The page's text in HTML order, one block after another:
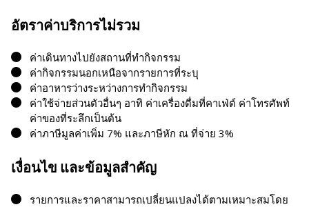
อัตราค่าบริการไม่รวม
ค่าเดินทางไปยังสถานที่ทำกิจกรรม
ค่ากิจกรรมนอกเหนือจากรายการที่ระบุ
ค่าอาหารว่างระหว่างการทำกิจกรรม
ค่าใช้จ่ายส่วนตัวอื่นๆ อาทิ ค่าเครื่องดื่มที่คาเฟ่ต์ ค่าโทรศัพท์
ค่าของที่ระลึกเป็นต้น
ค่าภาษีมูลค่าเพิ่ม 7% และภาษีหัก ณ ที่จ่าย 3%
เงื่อนไข และข้อมูลสำคัญ
รายการและราคาสามารถเปลี่ยนแปลงได้ตามเหมาะสมโดย